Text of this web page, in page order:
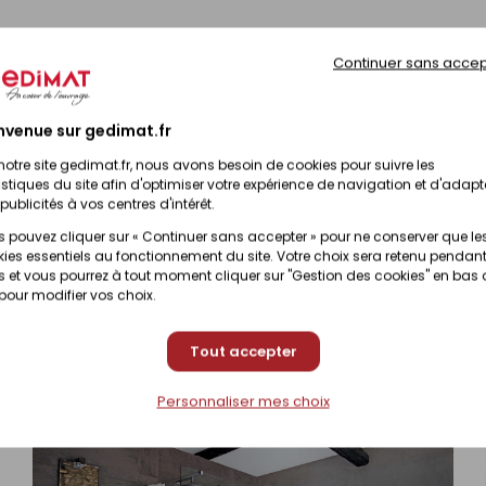
sur gedimat.fr
site gedimat.fr, nous avons besoin de cookies pour suivre les
du site afin d'optimiser votre expérience de navigation et
à vos centres d'intérêt.
pouvez cliquer sur « Continuer sans accepter » pour ne conserver que
essentiels au fonctionnement du site. Votre choix sera retenu pendant
et vous pourrez à tout moment cliquer sur "Gestion des cookies" en bas
modifier vos choix.
Tout accepter
Continuer sans
Personnaliser mes choix
Disponible sous 10 jours
Disponible sous 10 jours